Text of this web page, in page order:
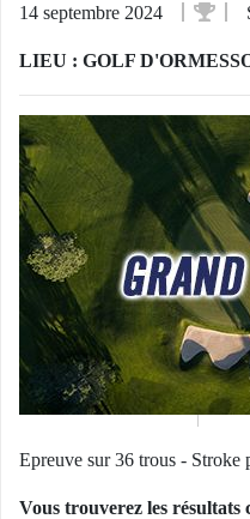
14 septembre 2024
LIEU : GOLF
Epreuve sur 36 trous - Stroke
Vous trouverez les résultats